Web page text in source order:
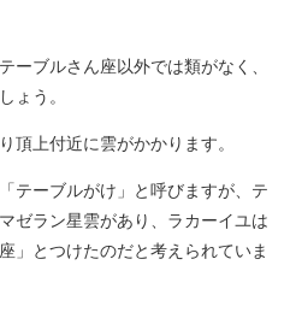
ーブルさん座以外では類がなく、
ょう。
頂上付近に雲がかかります。
テーブルがけ」と呼びますが、テ
ゼラン星雲があり、ラカーイユは
」とつけたのだと考えられていま